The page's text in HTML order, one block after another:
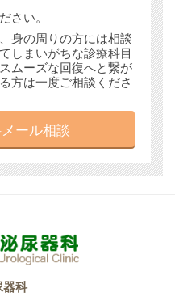
さい。
身の周りの方には相談
しまいがちな診療科目
ムーズな回復へと繋が
方は一度ご相談くださ
ール相談
器科